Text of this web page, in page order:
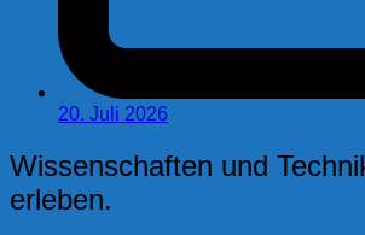
20. Juli 2026
Wissenschaften und
erleben.